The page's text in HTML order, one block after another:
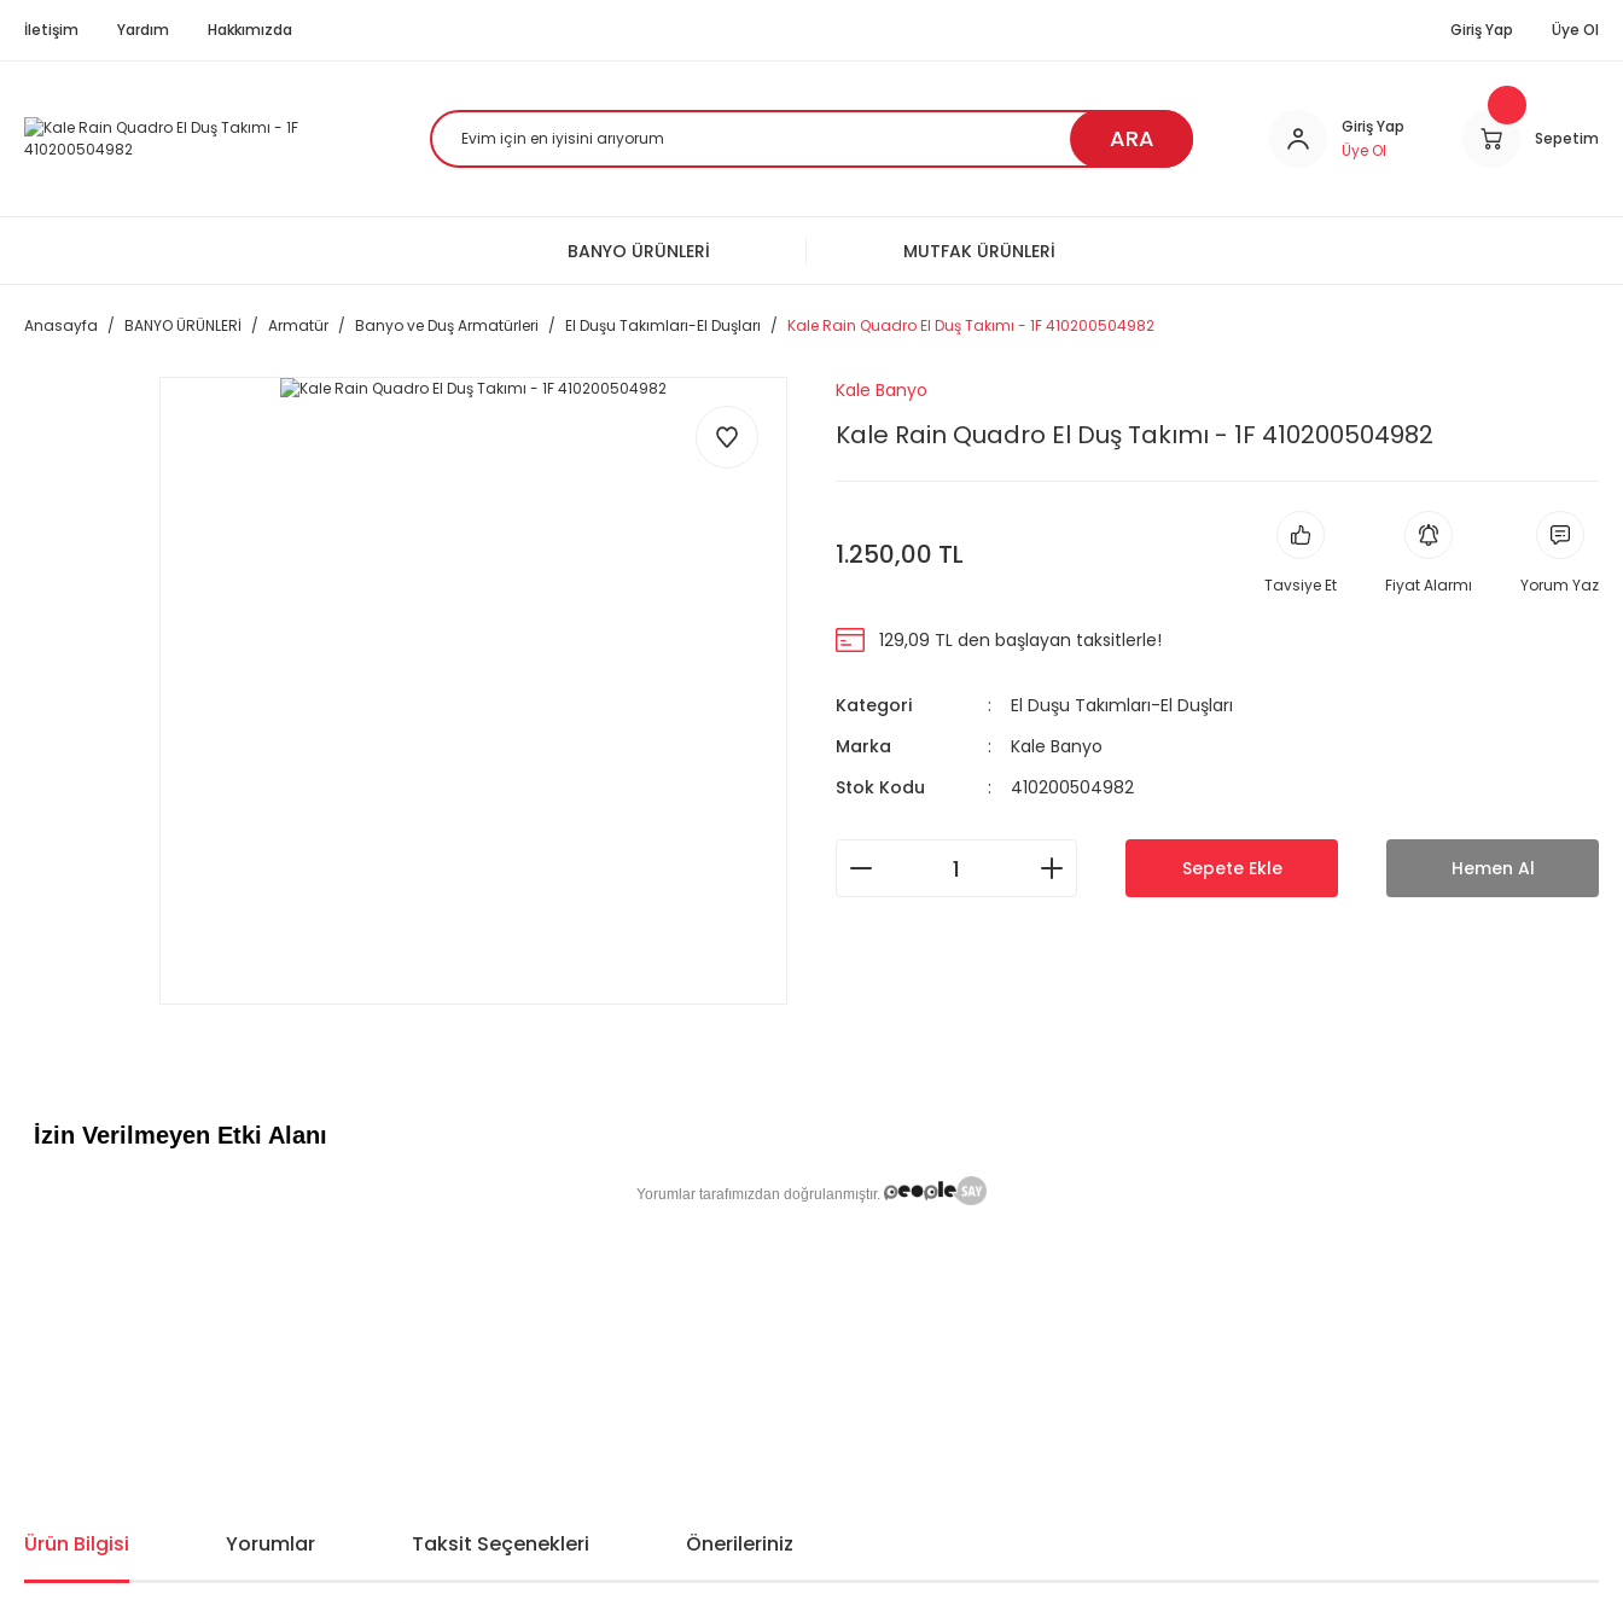
İletişim Yardım Hakkımızda Giriş Yap Üye Ol
ARA
Giriş Yap
Üye Ol
Sepetim
BANYO ÜRÜNLERİ MUTFAK ÜRÜNLERİ
Anasayfa BANYO ÜRÜNLERİ Armatür Banyo ve Duş Armatürleri El Duşu Takımları-El Duşları Kale Rain Quadro El Duş Takımı - 1F 410200504982
Kale Banyo
Kale Rain Quadro El Duş Takımı - 1F 410200504982
1.250,00 TL
Tavsiye Et Fiyat Alarmı Yorum Yaz
129,09 TL den başlayan taksitlerle!
Kategori
El Duşu Takımları-El Duşları
Marka
Kale Banyo
Stok Kodu
410200504982
Sepete Ekle Hemen Al
Ürün Bilgisi Yorumlar Taksit Seçenekleri Önerileriniz